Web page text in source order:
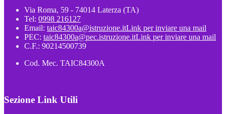
Via Roma, 59 - 74014 Laterza (TA)
Tel: 0998 216127
Email: taic84300a@istruzione.itLink per inviare una mail
PEC: taic84300a@pec.istruzione.itLink per inviare una mail
C.F.: 90214500739
Cod. Mec. TAIC84300A
Sezione Link Utili